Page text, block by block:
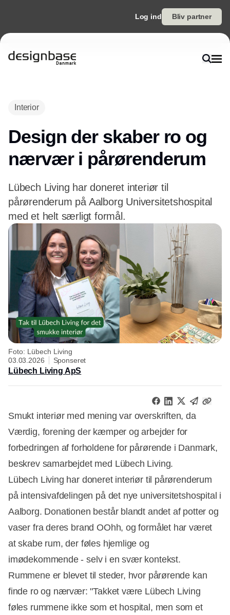
Log ind Bliv partner
Interior
Design der skaber ro og
nærvær i pårørenderum
Lübech Living har doneret interiør til
pårørenderum på Aalborg Universitetshospital
med et helt særligt formål.
Foto: Lübech Living
03.03.2026
Sponseret
Lübech Living ApS
Smukt interiør med mening var overskriften, da
Værdig, forening der kæmper og arbejder for
forbedringen af forholdene for pårørende i Danmark,
beskrev samarbejdet med Lübech Living.
Lübech Living har doneret interiør til pårørenderum
på intensivafdelingen på det nye universitetshospital i
Aalborg. Donationen består blandt andet af potter og
vaser fra deres brand OOhh, og formålet har været
at skabe rum, der føles hjemlige og
imødekommende - selv i en svær kontekst.
Rummene er blevet til steder, hvor pårørende kan
finde ro og nærvær: "Takket være Lübech Living
føles rummene ikke som et hospital, men som et